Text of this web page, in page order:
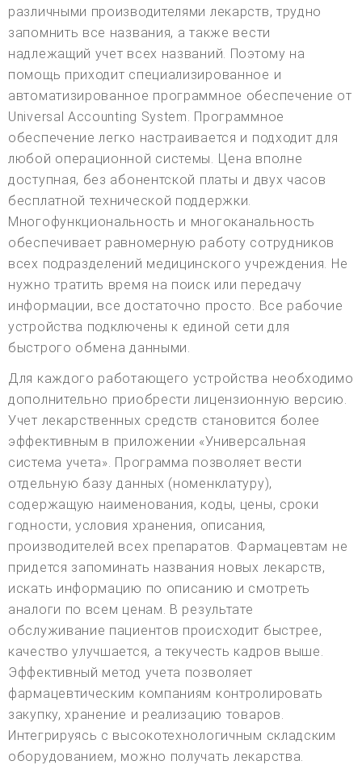
различными производителями лекарств, трудно
запомнить все названия, а также вести
надлежащий учет всех названий. Поэтому на
помощь приходит специализированное и
автоматизированное программное обеспечение от
Universal Accounting System. Программное
обеспечение легко настраивается и подходит для
любой операционной системы. Цена вполне
доступная, без абонентской платы и двух часов
бесплатной технической поддержки.
Многофункциональность и многоканальность
обеспечивает равномерную работу сотрудников
всех подразделений медицинского учреждения. Не
нужно тратить время на поиск или передачу
информации, все достаточно просто. Все рабочие
устройства подключены к единой сети для
быстрого обмена данными.
Для каждого работающего устройства необходимо
дополнительно приобрести лицензионную версию.
Учет лекарственных средств становится более
эффективным в приложении «Универсальная
система учета». Программа позволяет вести
отдельную базу данных (номенклатуру),
содержащую наименования, коды, цены, сроки
годности, условия хранения, описания,
производителей всех препаратов. Фармацевтам не
придется запоминать названия новых лекарств,
искать информацию по описанию и смотреть
аналоги по всем ценам. В результате
обслуживание пациентов происходит быстрее,
качество улучшается, а текучесть кадров выше.
Эффективный метод учета позволяет
фармацевтическим компаниям контролировать
закупку, хранение и реализацию товаров.
Интегрируясь с высокотехнологичным складским
оборудованием, можно получать лекарства.